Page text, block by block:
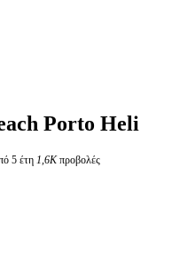
Porto Heli
5 έτη 1,6Kπροβολές